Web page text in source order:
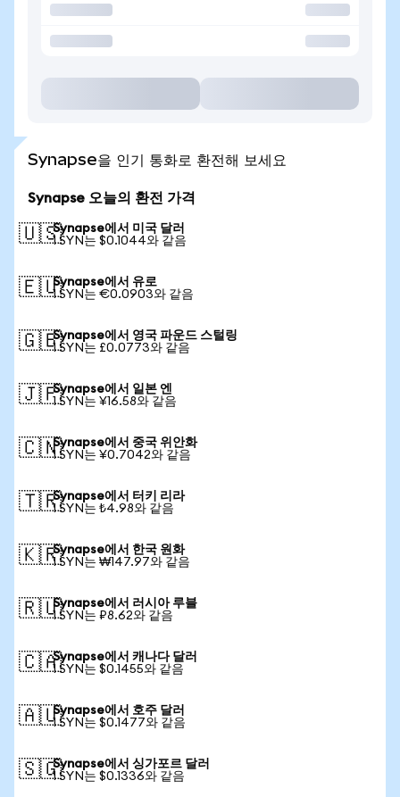
Synapse을 인기 통화로 환전해 보세요
Synapse 오늘의 환전 가격
🇺🇸Synapse에서 미국 달러
1 SYN는 $0.1044와 같음
🇪🇺Synapse에서 유로
1 SYN는 €0.0903와 같음
🇬🇧Synapse에서 영국 파운드 스털링
1 SYN는 £0.0773와 같음
🇯🇵Synapse에서 일본 엔
1 SYN는 ¥16.58와 같음
🇨🇳Synapse에서 중국 위안화
1 SYN는 ¥0.7042와 같음
🇹🇷Synapse에서 터키 리라
1 SYN는 ₺4.98와 같음
🇰🇷Synapse에서 한국 원화
1 SYN는 ₩147.97와 같음
🇷🇺Synapse에서 러시아 루블
1 SYN는 ₽8.62와 같음
🇨🇦Synapse에서 캐나다 달러
1 SYN는 $0.1455와 같음
🇦🇺Synapse에서 호주 달러
1 SYN는 $0.1477와 같음
🇸🇬Synapse에서 싱가포르 달러
1 SYN는 $0.1336와 같음